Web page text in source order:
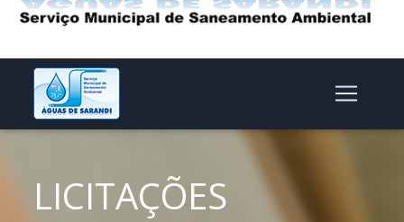
LICITAÇÕES